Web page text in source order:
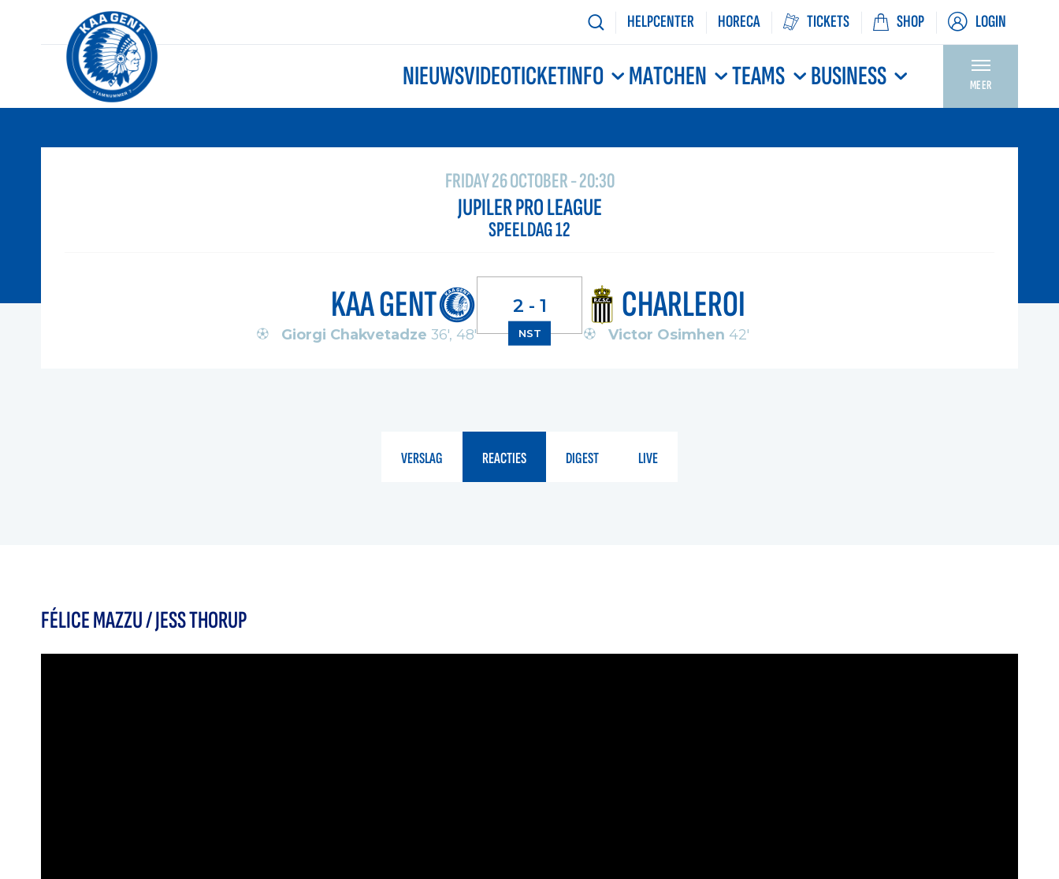
HELPCENTER HORECA TICKETS SHOP LOGIN
NIEUWSVIDEOTICKETINFO MATCHEN TEAMS BUSINESS MEER
FRIDAY 26 OCTOBER - 20:30
JUPILER PRO LEAGUE
SPEELDAG 12
KAA GENT
Giorgi Chakvetadze 36', 48'
2 - 1
NST
CHARLEROI
Victor Osimhen 42'
VERSLAG REACTIES DIGEST LIVE
FÉLICE MAZZU / JESS THORUP